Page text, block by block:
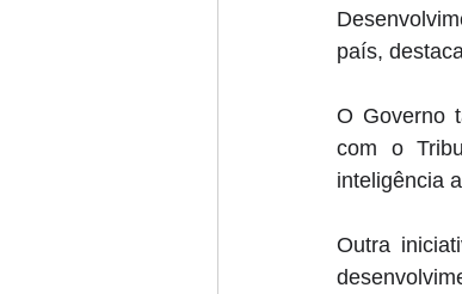
país,
O Governo
com o
inteligência
Outra